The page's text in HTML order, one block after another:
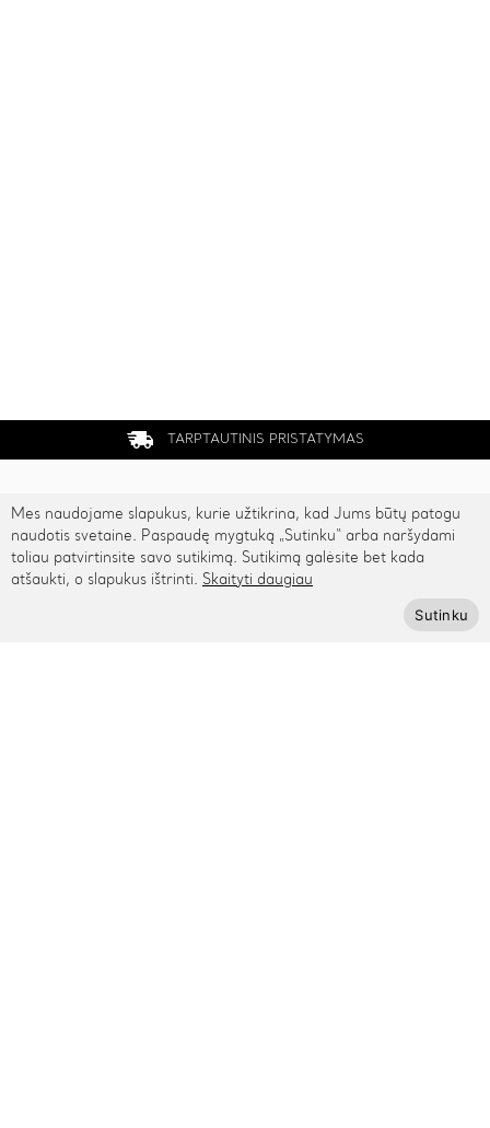
TARPTAUTINIS PRISTATYMAS
Rygos g. 48, Vilnius
+370 615 95895
Mes naudojame slapukus, kurie užtikrina, kad Jums būtų patogu
naudotis svetaine. Paspaudę mygtuką „Sutinku“ arba naršydami
toliau patvirtinsite savo sutikimą. Sutikimą galėsite bet kada
atšaukti, o slapukus ištrinti. Skaityti daugiau
Sutinku